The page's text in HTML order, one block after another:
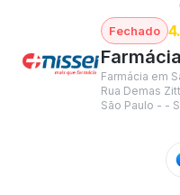
Farmácia em
Rua Demas
São Paulo - -